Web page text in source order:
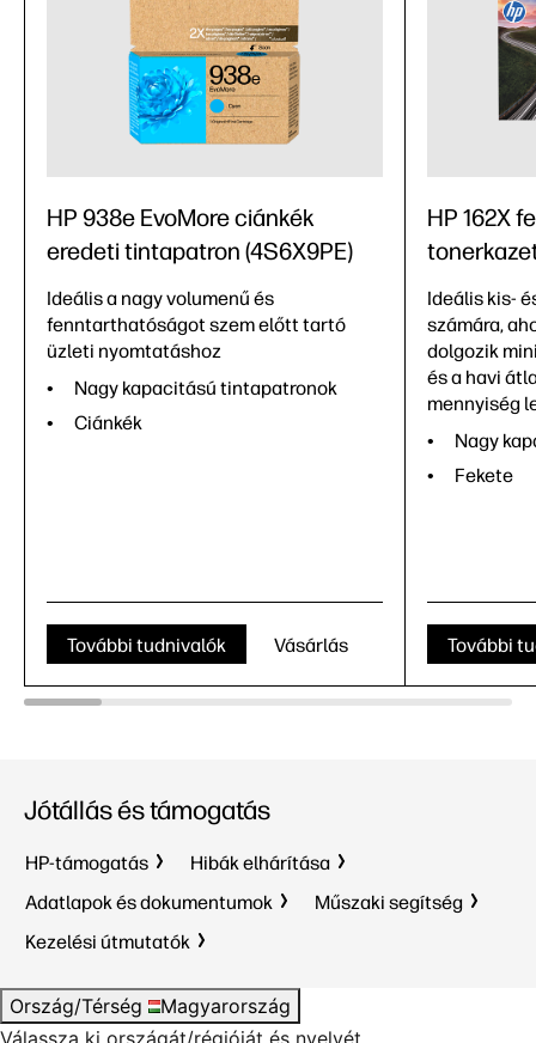
HP 938e EvoMore ciánkék
eredeti tintapatron (4S6X9PE)
Ideális a nagy volumenű és
fenntarthatóságot szem előtt tartó
üzleti nyomtatáshoz
Nagy kapacitású tintapatronok
Ciánkék
További tudnivalók Vásárlás
HP 162X
Ideális kis-
számára,
dolgozik
és a havi
mennyiség
Nagy
Fekete
További
Jótállás és támogatás
HP-támogatás
Hibák elhárítása
Adatlapok és dokumentumok
Műszaki segítség
Kezelési útmutatók
Ország/Térség
Magyarország
Válassza ki országát/régióját és nyelvét